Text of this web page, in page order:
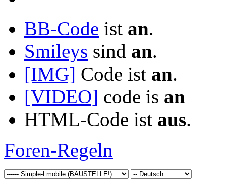
BB-Code ist an.
Smileys sind an.
[IMG] Code ist an.
[VIDEO] code is an
HTML-Code ist aus.
Foren-Regeln